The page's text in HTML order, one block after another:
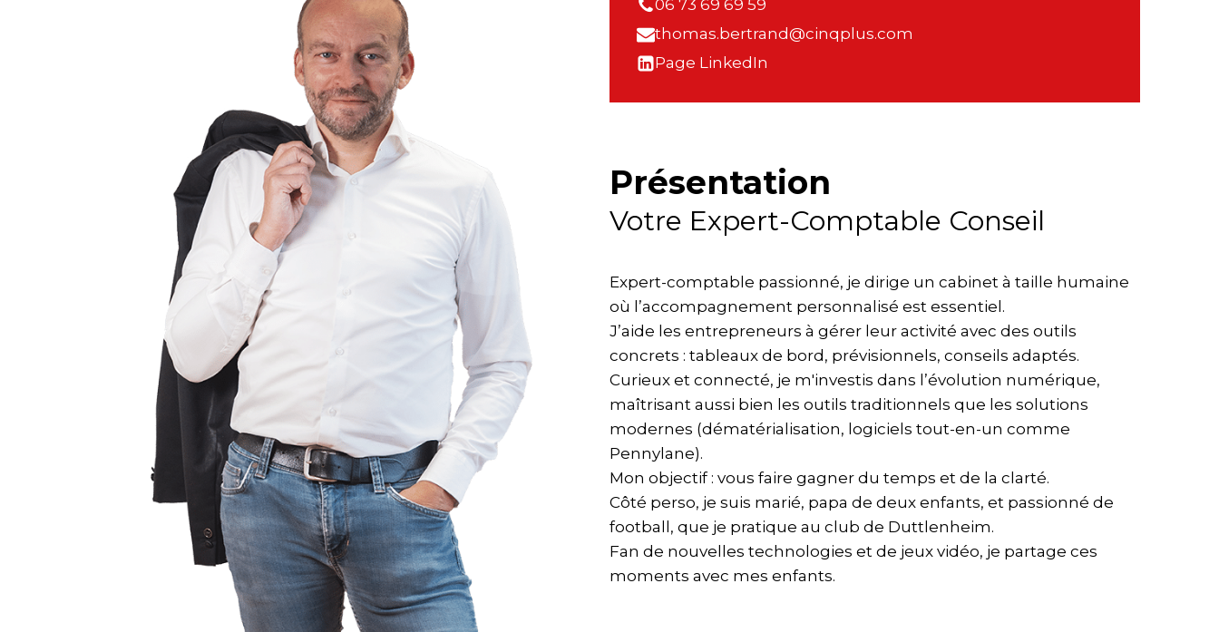
06 73 69 69 59
thomas.bertrand@cinqplus.com
Page LinkedIn
Présentation
Votre Expert-Comptable Conseil
Expert-comptable passionné, je dirige un cabinet à taille humaine
où l’accompagnement personnalisé est essentiel.
J’aide les entrepreneurs à gérer leur activité avec des outils
concrets : tableaux de bord, prévisionnels, conseils adaptés.
Curieux et connecté, je m'investis dans l’évolution numérique,
maîtrisant aussi bien les outils traditionnels que les solutions
modernes (dématérialisation, logiciels tout-en-un comme
Pennylane).
Mon objectif : vous faire gagner du temps et de la clarté.
Côté perso, je suis marié, papa de deux enfants, et passionné de
football, que je pratique au club de Duttlenheim.
Fan de nouvelles technologies et de jeux vidéo, je partage ces
moments avec mes enfants.